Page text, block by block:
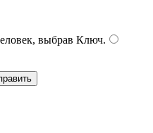
выбрав Ключ.